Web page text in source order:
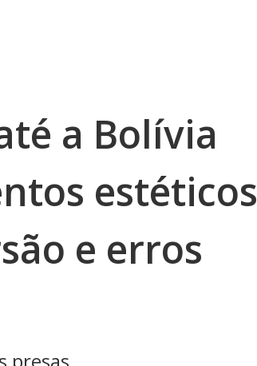
a Bolívia
estéticos
e erros